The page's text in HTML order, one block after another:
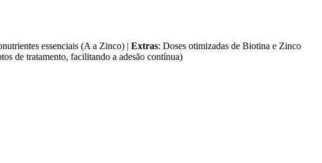
essenciais (A a Zinco) | Extras: Doses otimizadas de Biotina e Zinco
de tratamento, facilitando a adesão contínua)